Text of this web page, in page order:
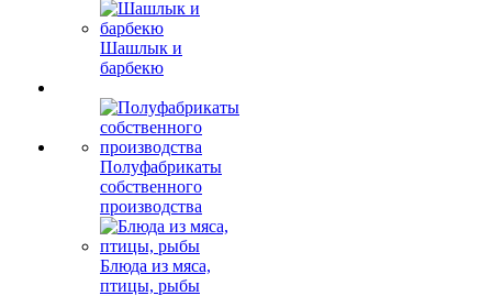
Шашлык и
барбекю
Полуфабрикаты
собственного
производства
Блюда из мяса,
птицы, рыбы